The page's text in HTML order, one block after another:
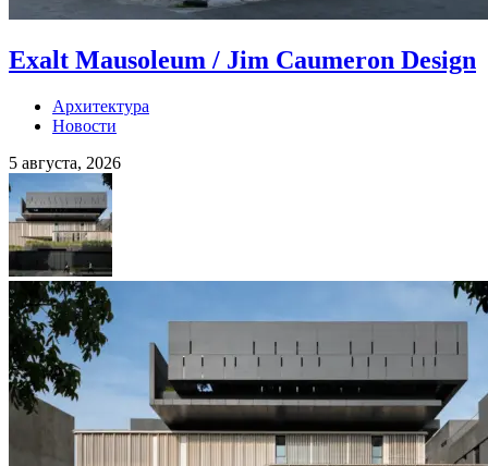
Exalt Mausoleum / Jim Caumeron Design
Архитектура
Новости
5 августа, 2026